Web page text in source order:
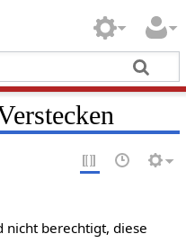
nicht berechtigt, diese